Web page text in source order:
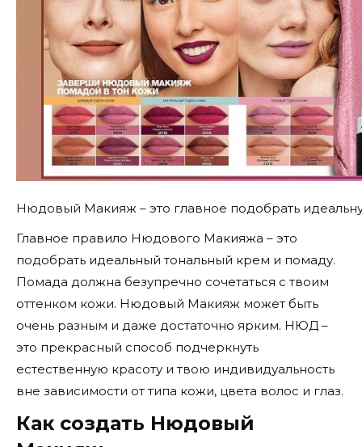
Нюдовый Макияж – это главное подобрать
Главное правило Нюдового Макияжа – это
подобрать идеальный тональный крем и помаду.
Помада должна безупречно сочетаться с твоим
оттенком кожи. Нюдовый Макияж может быть
очень разным и даже достаточно ярким. НЮД –
это прекрасный способ подчеркнуть
естественную красоту и твою индивидуальность
вне зависимости от типа кожи, цвета волос и глаз.
Как создать Нюдовый